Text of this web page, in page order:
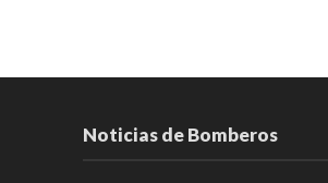
Noticias de Bomberos